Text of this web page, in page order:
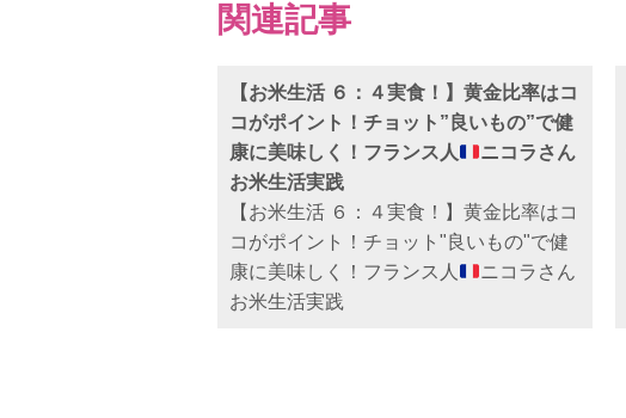
関連記事
【お米生活 ６：４実食！】黄金比率はコ
コがポイント！チョット”良いもの”で健
康に美味しく！フランス人
ニコラさん
お米生活実践
【お米生活 ６：４実食！】黄金比率はコ
コがポイント！チョット"良いもの"で健
康に美味しく！フランス人
ニコラさん
お米生活実践